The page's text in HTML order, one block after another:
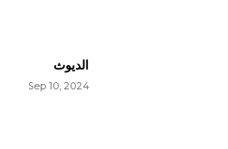
الديوث
Sep 10, 2024